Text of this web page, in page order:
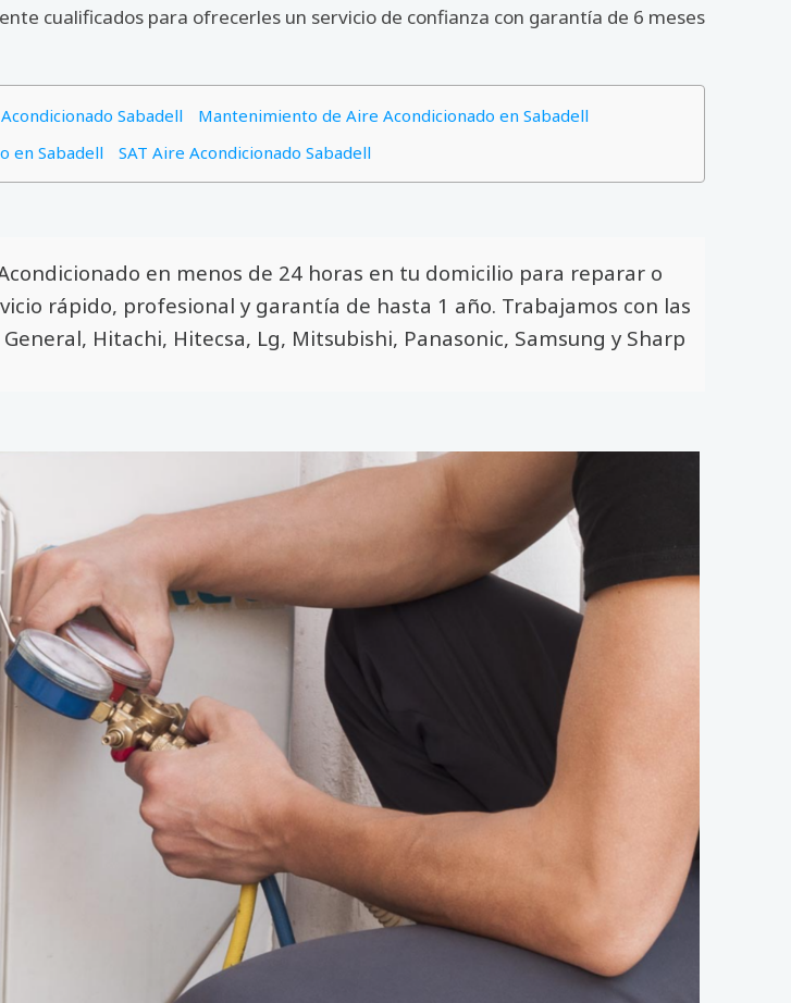
cualificados para ofrecerles un servicio de confianza con garantía de 6 meses
Sabadell
Mantenimiento de Aire Acondicionado en Sabadell
en Sabadell
SAT Aire Acondicionado Sabadell
en menos de 24 horas en tu domicilio para reparar o
rápido, profesional y garantía de hasta 1 año. Trabajamos con las
Hitachi, Hitecsa, Lg, Mitsubishi, Panasonic, Samsung y Sharp